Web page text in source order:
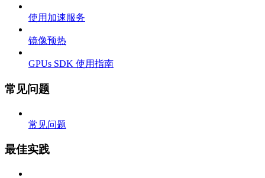
使用加速服务
镜像预热
GPUs SDK 使用指南
常见问题
常见问题
最佳实践